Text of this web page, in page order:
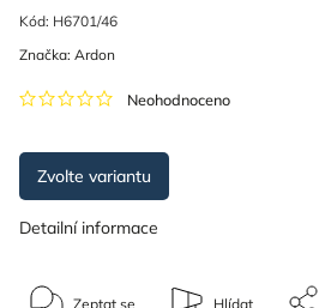
Kód: H6701/46
Neohodnoceno
Značka: Ardon
Zvolte variantu
Detailní informace
Zeptat se Hlídat